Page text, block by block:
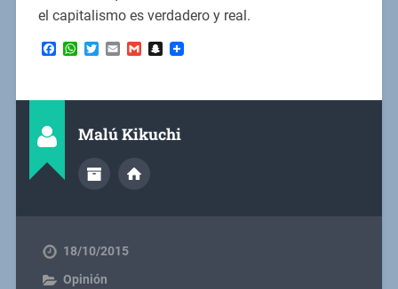
el capitalismo es verdadero y real.
Facebook
WhatsApp
Twitter
EmailGmailSnapchat
Malú Kikuchi
18/10/2015
Opinión